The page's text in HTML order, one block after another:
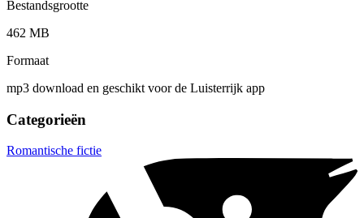
Bestandsgrootte
462 MB
Formaat
mp3 download en geschikt voor de Luisterrijk app
Categorieën
Romantische fictie